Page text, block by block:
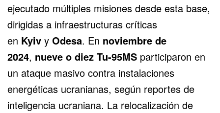
ejecutado múltiples misiones desde esta base,
dirigidas a infraestructuras críticas
en Kyiv y Odesa. En noviembre de
2024, nueve o diez Tu-95MS participaron en
un ataque masivo contra instalaciones
energéticas ucranianas, según reportes de
inteligencia ucraniana. La relocalización de